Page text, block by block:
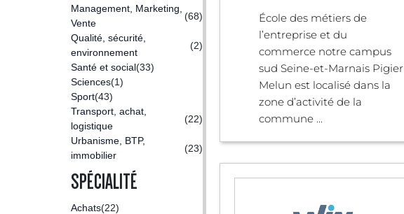
Management, Marketing,
Vente
(68)
Qualité, sécurité,
environnement
(2)
Santé et social(33)
Sciences(1)
Sport(43)
Transport, achat,
logistique
(22)
Urbanisme, BTP,
immobilier
(23)
SPÉCIALITÉ
Achats(22)
École des métiers de
l’entreprise et du
commerce notre campus
sud Seine-et-Marnais Pigier
Melun est localisé dans la
zone d’activité de la
commune ...